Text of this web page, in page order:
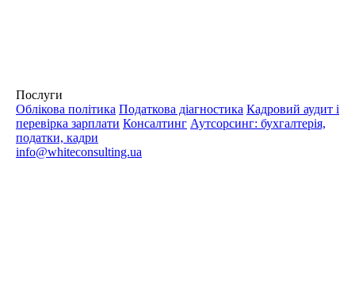
Послуги
Облікова політика Податкова діагностика Кадровий аудит і
перевірка зарплати Консалтинг Аутсорсинг: бухгалтерія,
податки, кадри
info@whiteconsulting.ua